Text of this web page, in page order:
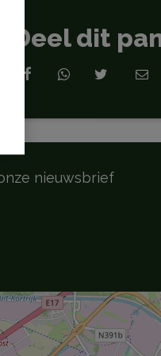
Deel dit
nieuwsbrief